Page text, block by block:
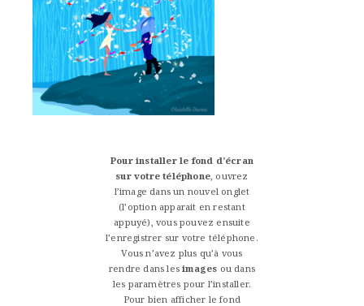
Pour installer le fond d’écran
sur votre téléphone , ouvrez
l’image dans un nouvel onglet
(l’option apparait en restant
appuyé), vous pouvez ensuite
l’enregistrer sur votre téléphone.
Vous n’avez plus qu’à vous
rendre dans lesimages ou dans
les paramètres pour l’installer.
Pour bien afficher le fond